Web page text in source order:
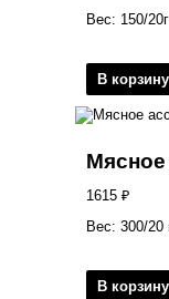
Вес: 150/20г
В корзину
Мясное
1615 ₽
Вес: 300/20
В корзину